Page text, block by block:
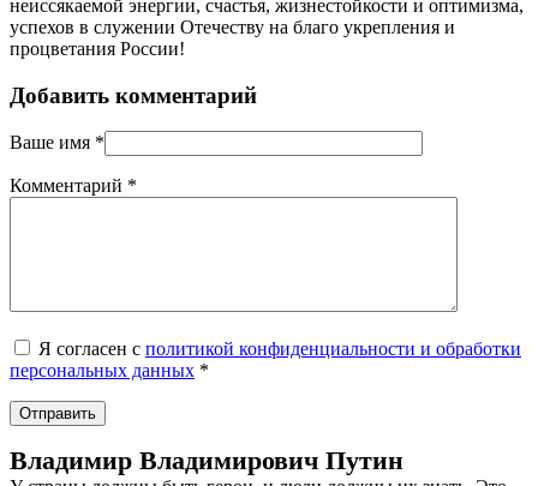
неиссякаемой энергии, счастья, жизнестойкости и оптимизма,
успехов в служении Отечеству на благо укрепления и
процветания России!
Добавить комментарий
Ваше имя *
Комментарий *
Я согласен с политикой конфиденциальности и обработки
персональных данных *
Владимир Владимирович Путин